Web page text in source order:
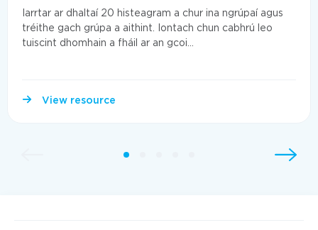
Iarrtar ar dhaltaí 20 histeagram a chur ina ngrúpaí agus
tréithe gach grúpa a aithint. Iontach chun cabhrú leo
tuiscint dhomhain a fháil ar an gcoi...
View resource